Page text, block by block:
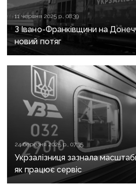
11 червня 2025 р., 08:39
З Івано-Франківщини на
новий потяг
24 березня 2025 р., 07:35
Укрзалізниця зазнала
як працює сервіс